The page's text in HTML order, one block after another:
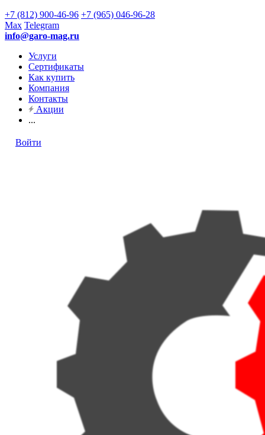
+7 (812) 900-46-96 +7 (965) 046-96-28
Max Telegram
info@garo-mag.ru
Услуги
Сертификаты
Как купить
Компания
Контакты
Акции
...
Войти